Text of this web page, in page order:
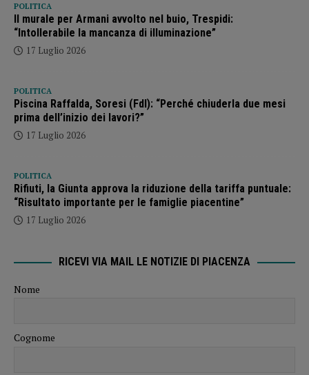
POLITICA
Il murale per Armani avvolto nel buio, Trespidi:
“Intollerabile la mancanza di illuminazione”
17 Luglio 2026
POLITICA
Piscina Raffalda, Soresi (FdI): “Perché chiuderla due mesi
prima dell’inizio dei lavori?”
17 Luglio 2026
POLITICA
Rifiuti, la Giunta approva la riduzione della tariffa puntuale:
“Risultato importante per le famiglie piacentine”
17 Luglio 2026
RICEVI VIA MAIL LE NOTIZIE DI PIACENZA
Nome
Cognome